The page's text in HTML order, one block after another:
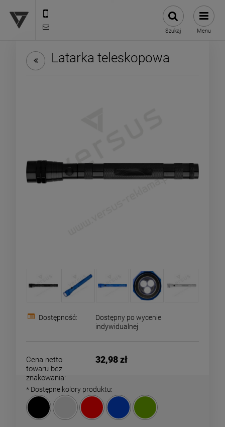
Szukaj Menu
Latarka teleskopowa
Dostępność:
Dostępny po wycenie
indywidualnej
Cena netto
towaru bez
znakowania:
32,98 zł
* Dostępne kolory produktu: